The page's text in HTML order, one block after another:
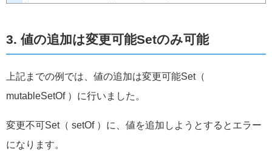
3. 値の追加は変更可能Setのみ可能
上記までの例では、値の追加は変更可能Set（
mutableSetOf ）に行いました。
変更不可Set（ setOf ）に、値を追加しようとするとエラー
になります。